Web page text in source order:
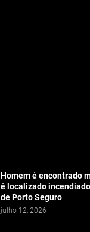
Homem é encontrado
é localizado
de Porto Seguro
julho 12, 2026